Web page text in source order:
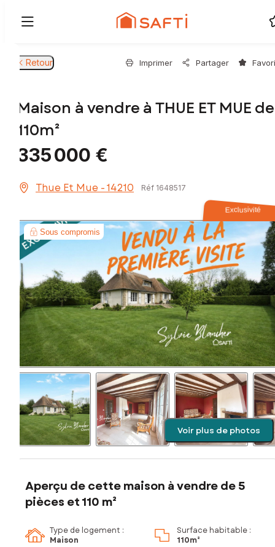
Retour Imprimer Partager
Maison à vendre à THUE ET MUE de
110m²
335 000 €
Thue Et Mue - 14210 Réf 1648517
Exclusivité
Sous compromis
Voir plus de photos
Aperçu de cette maison à vendre de 5
pièces et 110 m²
Type de logement :
Maison
Surface habitable :
110m²